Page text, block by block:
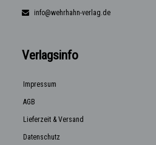
info@wehrhahn-verlag.de
Verlagsinfo
Impressum
AGB
Lieferzeit & Versand
Datenschutz